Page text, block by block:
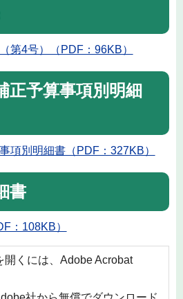
第4号）（PDF：96KB）
予算事項別明細
項別明細書（PDF：327KB）
書
：108KB）
開くには、Adobe Acrobat